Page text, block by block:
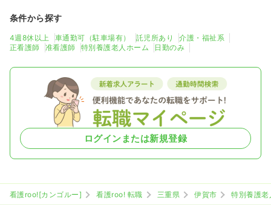
条件から探す
4週8休以上 車通勤可（駐車場有） 託児所あり
介護・福祉系
正看護師
准看護師 特別養護老人ホーム 日勤のみ
ログインまたは新規登録
看護roo![カンゴルー] 看護roo! 転職 三重県 伊賀市
特別養護